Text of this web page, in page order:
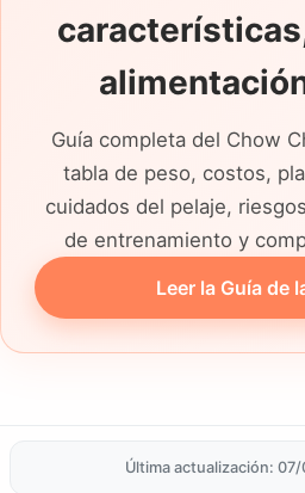
Guía completa del Chow
tabla de peso, costos,
cuidados del pelaje,
de entrenamiento y
Leer la Guía de
Última actualización: